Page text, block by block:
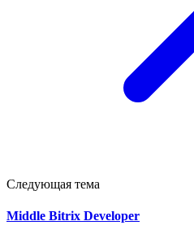
Следующая тема
Middle Bitrix Developer